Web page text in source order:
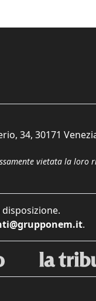
34, 30171
vietata la loro
.